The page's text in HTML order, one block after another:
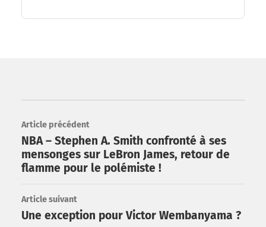
Article précédent
NBA – Stephen A. Smith confronté à ses
mensonges sur LeBron James, retour de
flamme pour le polémiste !
Article suivant
Une exception pour Victor Wembanyama ?